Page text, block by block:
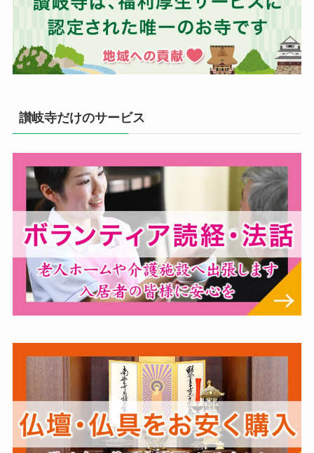
讃岐寺だけのサービス